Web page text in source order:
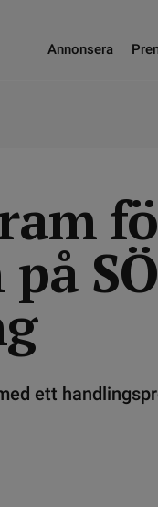
Annonsera
ett